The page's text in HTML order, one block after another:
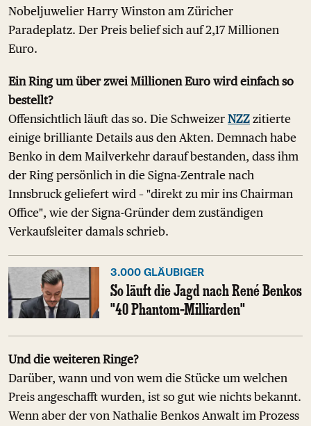
Nobeljuwelier Harry Winston am Züricher
Paradeplatz. Der Preis belief sich auf 2,17 Millionen
Euro.
Ein Ring um über zwei Millionen Euro wird einfach so
bestellt?
Offensichtlich läuft das so. Die Schweizer NZZ zitierte
einige brilliante Details aus den Akten. Demnach habe
Benko in dem Mailverkehr darauf bestanden, dass ihm
der Ring persönlich in die Signa-Zentrale nach
Innsbruck geliefert wird – "direkt zu mir ins Chairman
Office", wie der Signa-Gründer dem zuständigen
Verkaufsleiter damals schrieb.
3.000 GLÄUBIGER
So läuft die Jagd nach René Benkos
"40 Phantom-Milliarden"
Und die weiteren Ringe?
Darüber, wann und von wem die Stücke um welchen
Preis angeschafft wurden, ist so gut wie nichts bekannt.
Wenn aber der von Nathalie Benkos Anwalt im Prozess